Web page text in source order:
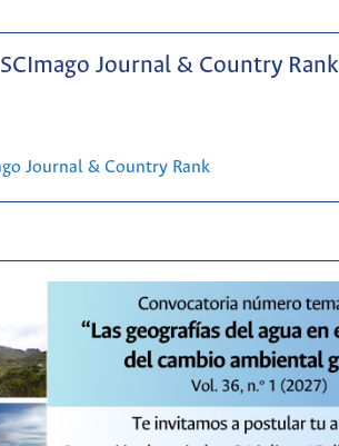
SCImago Journal & Country Rank